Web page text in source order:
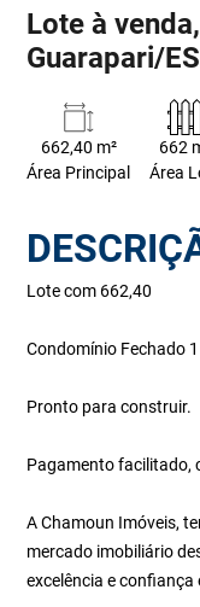
Lote à
Guarapari/ES
662,40 m²
Área Principal
662
Área
Lote com 662,40
Condomínio Fechado
Pronto para construir.
Pagamento facilitado,
A Chamoun Imóveis,
mercado imobiliário
excelência e